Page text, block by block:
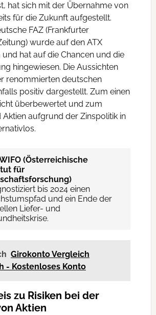
hat sich mit der Übernahme von
für die Zukunft aufgestellt.
FAZ (Frankfurter
wurde auf den ATX
hat auf die Chancen und die
hingewiesen. Die Aussichten
renommierten deutschen
positiv dargestellt. Zum einen
überbewertet und zum
Aktien aufgrund der Zinspolitik in
(Österreichische
für
bis 2024 einen
und ein Ende der
Liefer- und
Girokonto Vergleich
- Kostenloses Konto
zu Risiken bei der
Aktien